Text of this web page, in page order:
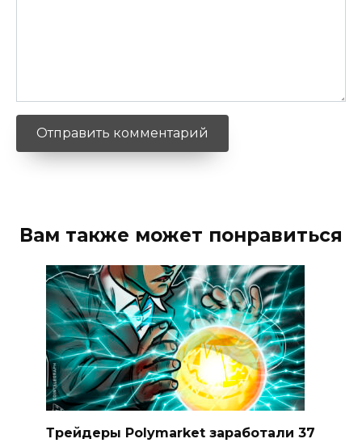
Вам также может понравиться
Трейдеры Polymarket заработали 37